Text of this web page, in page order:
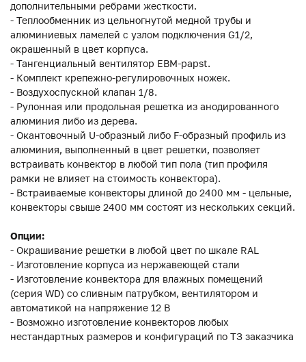
дополнительными ребрами жесткости.
- Теплообменник из цельногнутой медной трубы и
алюминиевых ламелей с узлом подключения G1/2,
окрашенный в цвет корпуса.
- Тангенциальный вентилятор EBM-papst.
- Комплект крепежно-регулировочных ножек.
- Воздухоспускной клапан 1/8.
- Рулонная или продольная решетка из анодированного
алюминия либо из дерева.
- Окантовочный U-образный либо F-образный профиль из
алюминия, выполненный в цвет решетки, позволяет
встраивать конвектор в любой тип пола (тип профиля
рамки не влияет на стоимость конвектора).
- Встраиваемые конвекторы длиной до 2400 мм - цельные,
конвекторы свыше 2400 мм состоят из нескольких секций.
Опции:
- Окрашивание решетки в любой цвет по шкале RAL
- Изготовление корпуса из нержавеющей стали
- Изготовление конвектора для влажных помещений
(серия WD) со сливным патрубком, вентилятором и
автоматикой на напряжение 12 В
- Возможно изготовление конвекторов любых
нестандартных размеров и конфигураций по ТЗ заказчика